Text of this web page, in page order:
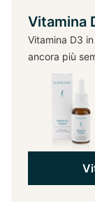
Vitamina
Vitamina D3
ancora più